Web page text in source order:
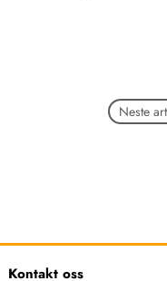
Neste
Kontakt oss